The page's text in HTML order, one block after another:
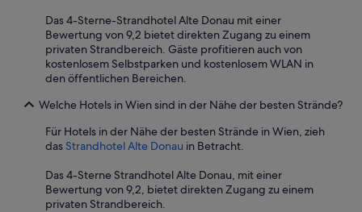
können
zusätzliche
Bedingungen
gelten.
Das 4-Sterne-Strandhotel Alte Donau mit einer
Bewertung von 9,2 bietet direkten Zugang zu einem
privaten Strandbereich. Gäste profitieren auch von
kostenlosem Selbstparken und kostenlosem WLAN in
den öffentlichen Bereichen.
Welche Hotels in Wien sind in der Nähe der besten Strände?
Für Hotels in der Nähe der besten Strände in Wien, zieh
dasStrandhotel Alte Donau in Betracht.
Das 4-Sterne Strandhotel Alte Donau, mit einer
Bewertung von 9,2, bietet direkten Zugang zu einem
privaten Strandbereich.